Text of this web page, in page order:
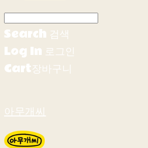
Search 검색
Log In 로그인
Cart장바구니
아무개씨